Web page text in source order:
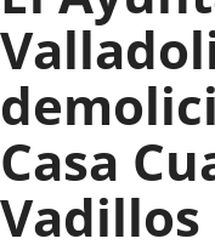
Casa